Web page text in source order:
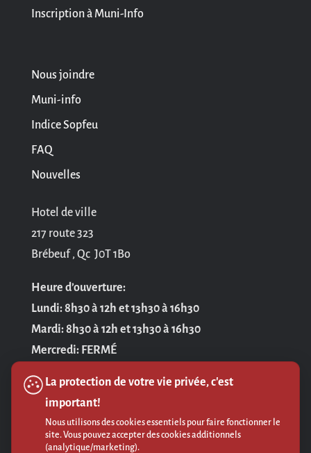
Inscription à Muni-Info
Nous joindre
Muni-info
Indice Sopfeu
FAQ
Nouvelles
Hotel de ville
217 route 323
Brébeuf , Qc J0T 1Bo
Heure d’ouverture:
Lundi: 8h30 à 12h et 13h30 à 16h30
Mardi: 8h30 à 12h et 13h30 à 16h30
Mercredi: FERMÉ
Vendredi: 8h30 à 12h
Politique de confidentialité
La protection de votre vie privée, c'est
important!
Nous utilisons des cookies essentiels pour faire fonctionner le
site. Vous pouvez accepter des cookies additionnels
(analytique/marketing).